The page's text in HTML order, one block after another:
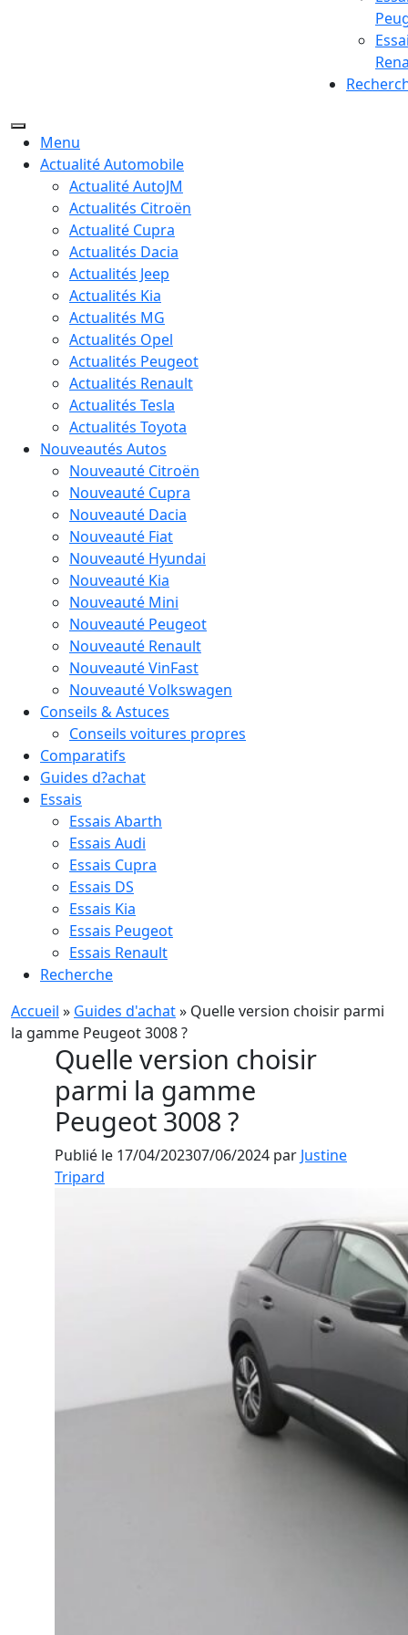
Menu
Actualité Automobile
Actualité AutoJM
Actualités Citroën
Actualité Cupra
Actualités Dacia
Actualités Jeep
Actualités Kia
Actualités MG
Actualités Opel
Actualités Peugeot
Actualités Renault
Actualités Tesla
Actualités Toyota
Nouveautés Autos
Nouveauté Citroën
Nouveauté Cupra
Nouveauté Dacia
Nouveauté Fiat
Nouveauté Hyundai
Nouveauté Kia
Nouveauté Mini
Nouveauté Peugeot
Nouveauté Renault
Nouveauté VinFast
Nouveauté Volkswagen
Conseils & Astuces
Conseils voitures propres
Comparatifs
Guides d?achat
Essais
Essais Abarth
Essais Audi
Essais Cupra
Essais DS
Essais Kia
Essais Peugeot
Essais Renault
Recherche
Accueil » Guides d'achat» Quelle version choisir parmi
la gamme Peugeot 3008 ?
Quelle version choisir
parmi la gamme
Peugeot 3008 ?
Publié le 17/04/202307/06/2024 par Justine
Tripard